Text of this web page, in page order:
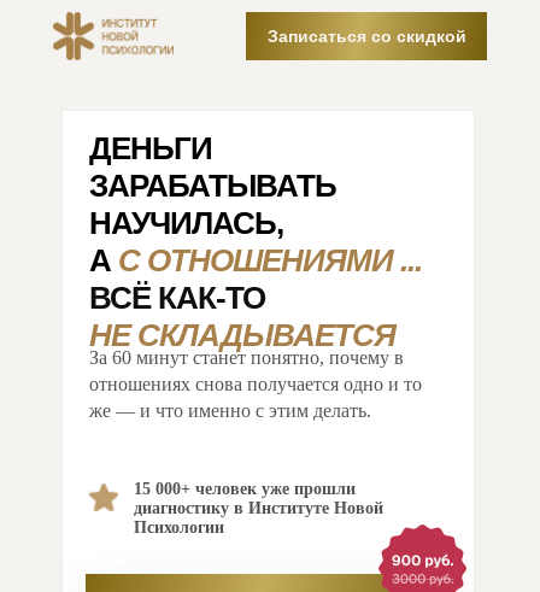
Записаться со скидкой
За 60 минут станет понятно, почему в
отношениях снова получается одно и то
же — и что именно с этим делать.
15 000+ человек уже прошли
диагностику в Институте Новой
Психологии
ДЕНЬГИ
ЗАРАБАТЫВАТЬ
НАУЧИЛАСЬ,
А С ОТНОШЕНИЯМИ ...
ВСЁ КАК-ТО
НЕ СКЛАДЫВАЕТСЯ